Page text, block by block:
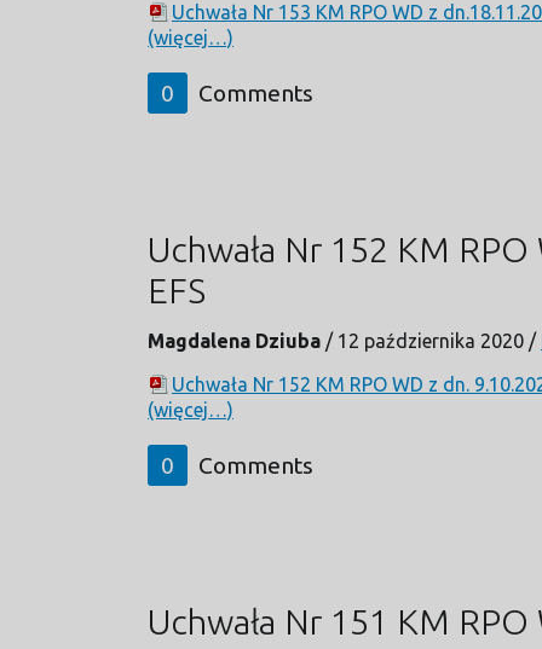
Uchwała Nr 153 KM RPO WD z
(więcej…)
0 Comments
Uchwała Nr 152 KM
EFS
Magdalena Dziuba / 12 października 2020 /
Uchwała Nr 152 KM RPO WD z dn.
(więcej…)
0 Comments
Uchwała Nr 151 KM